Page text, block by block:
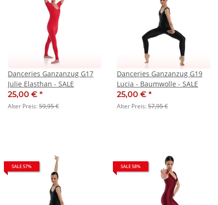
Danceries Ganzanzug G17
Julie Elasthan - SALE
25,00 € *
Alter Preis:59,95 €
Danceries Ganzanzug G19
Lucia - Baumwolle - SALE
25,00 € *
Alter Preis:57,95 €
SALE 57% SALE 58%